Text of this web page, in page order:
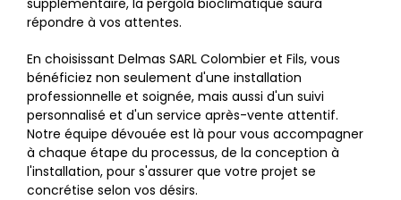
supplémentaire, la pergola bioclimatique saura
répondre à vos attentes.
En choisissant Delmas SARL Colombier et Fils, vous
bénéficiez non seulement d'une installation
professionnelle et soignée, mais aussi d'un suivi
personnalisé et d'un service après-vente attentif.
Notre équipe dévouée est là pour vous accompagner
à chaque étape du processus, de la conception à
l'installation, pour s'assurer que votre projet se
concrétise selon vos désirs.